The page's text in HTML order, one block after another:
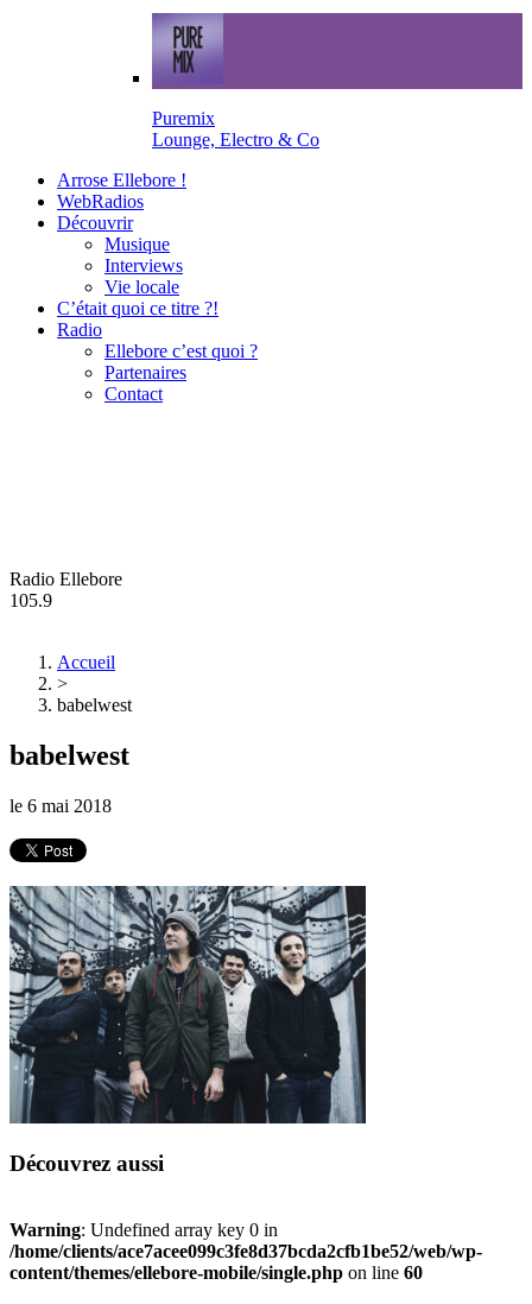
Puremix
Lounge, Electro & Co
Arrose Ellebore !
WebRadios
Découvrir
Musique
Interviews
Vie locale
C’était quoi ce titre ?!
Radio
Ellebore c’est quoi ?
Partenaires
Contact
Radio Ellebore
105.9
Accueil
>
babelwest
babelwest
le 6 mai 2018
Découvrez aussi
Warning: Undefined array key 0 in
/home/clients/ace7acee099c3fe8d37bcda2cfb1be52/web/wp-
content/themes/ellebore-mobile/single.php on line 60